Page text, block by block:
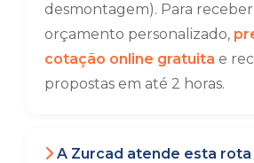
desmontagem). Para
orçamento personalizado,
cotação online gratuita e
propostas em até 2 horas.
A Zurcad atende esta rota